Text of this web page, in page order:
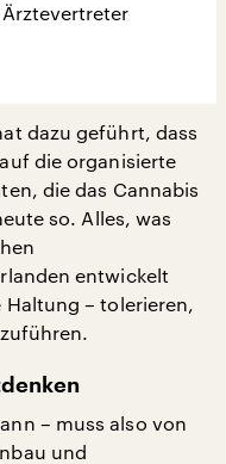
dazu geführt, dass
die organisierte
die das Cannabis
so. Alles, was
entwickelt
Haltung – tolerieren,
– muss also von
und